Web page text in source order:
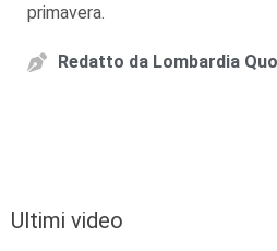
primavera.
Redatto da Lombardia
Ultimi video